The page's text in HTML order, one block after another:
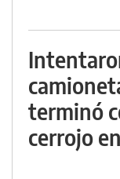
terminó
cerrojo